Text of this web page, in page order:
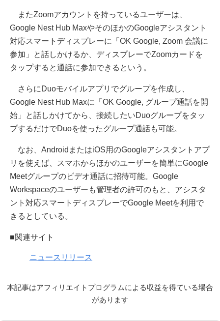
またZoomアカウントを持っているユーザーは、
Google Nest Hub MaxやそのほかのGoogleアシスタント
対応スマートディスプレーに「OK Google, Zoom 会議に
参加」と話しかけるか、ディスプレーでZoomカードを
タップすると通話に参加できるという。
さらにDuoモバイルアプリでグループを作成し、
Google Nest Hub Maxに「OK Google, グループ通話を開
始」と話しかけてから、接続したいDuoグループをタッ
プするだけでDuoを使ったグループ通話も可能。
なお、AndroidまたはiOS用のGoogleアシスタントアプ
リを使えば、スマホからほかのユーザーを簡単にGoogle
Meetグループのビデオ通話に招待可能。Google
Workspaceのユーザーも管理者の許可のもと、アシスタ
ント対応スマートディスプレーでGoogle Meetを利用で
きるとしている。
■関連サイト
ニュースリリース
本記事はアフィリエイトプログラムによる収益を得ている場合
があります